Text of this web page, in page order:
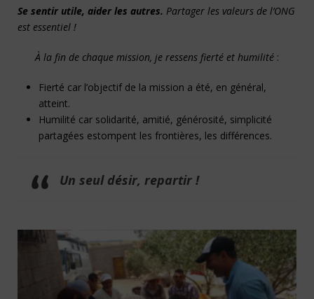
Se sentir utile, aider les autres. Partager les valeurs de l’ONG
est essentiel !
À la fin de chaque mission, je ressens fierté et humilité :
Fierté car l’objectif de la mission a été, en général,
atteint.
Humilité car solidarité, amitié, générosité, simplicité
partagées estompent les frontières, les différences.
Un seul désir, repartir !